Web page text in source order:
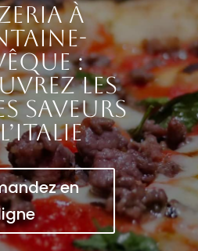
à
:
les
saveurs
en